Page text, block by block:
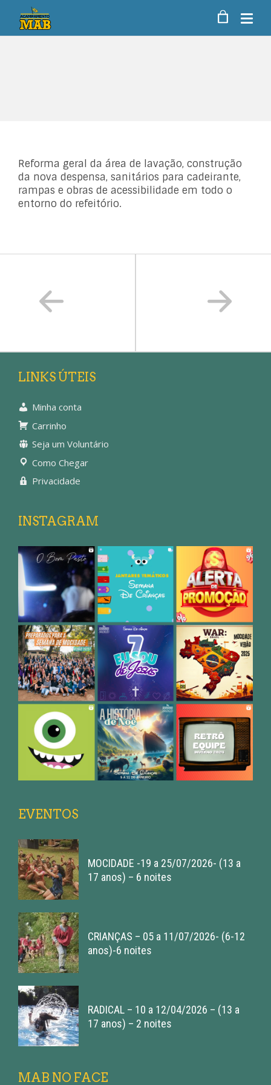
Reforma geral da área de lavação, construção
da nova despensa, sanitários para cadeirante,
rampas e obras de acessibilidade em todo o
entorno do refeitório.
LINKS ÚTEIS
Minha conta
Carrinho
Seja um Voluntário
Como Chegar
Privacidade
INSTAGRAM
EVENTOS
MOCIDADE -19 a 25/07/2026- (13 a
17 anos) – 6 noites
CRIANÇAS – 05 a 11/07/2026- (6-12
anos)-6 noites
RADICAL – 10 a 12/04/2026 – (13 a
17 anos) – 2 noites
MAB NO FACE